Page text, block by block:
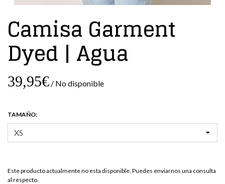
Camisa Garment
Dyed | Agua
39,95€ / No disponible
TAMAÑO:
Este producto actualmente no esta disponible. Puedes enviarnos una consulta
al respecto.